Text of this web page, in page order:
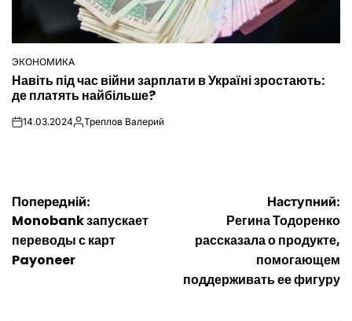
ОПУБЛІКУВАТИ
У
ЭКОНОМИКА
Навіть під час війни зарплати в Україні зростають:
де платять найбільше?
on14.03.2024Опубліковано
Треплов Валерий
Навігація
записів
Попередній:
Monobank запускает
переводы с карт
Payoneer
Наступний:
Регина Тодоренко
рассказала о продукте,
помогающем
поддерживать ее фигуру